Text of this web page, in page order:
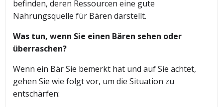
befinden, deren Ressourcen eine gute
Nahrungsquelle für Bären darstellt.
Was tun, wenn Sie einen Bären sehen oder
überraschen?
Wenn ein Bär Sie bemerkt hat und auf Sie achtet,
gehen Sie wie folgt vor, um die Situation zu
entschärfen: